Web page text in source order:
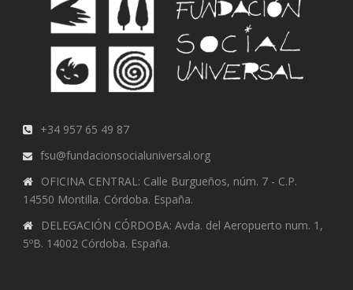
+34 957 65 49 87
fsu@fundacionsocialuniversal.org
OFICINA CENTRAL: Calle Burgueños, núm. 7 - C.P.
14550 Montilla. Córdoba. España.
DELEGACIÓN CÓRDOBA: Avda. del Aeropuerto num. 1,
5ºB. 14002 Córdoba. España.